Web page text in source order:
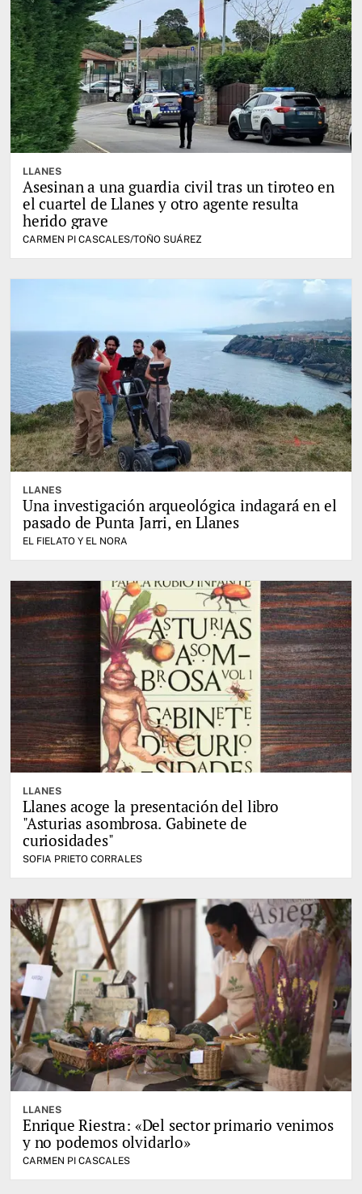
LLANES
Asesinan a una guardia civil tras un tiroteo en
el cuartel de Llanes y otro agente resulta
herido grave
CARMEN PI CASCALES/TOÑO SUÁREZ
LLANES
Una investigación arqueológica indagará en el
pasado de Punta Jarri, en Llanes
EL FIELATO Y EL NORA
LLANES
Llanes acoge la presentación del libro
"Asturias asombrosa. Gabinete de
curiosidades"
SOFIA PRIETO CORRALES
LLANES
Enrique Riestra: «Del sector primario venimos
y no podemos olvidarlo»
CARMEN PI CASCALES